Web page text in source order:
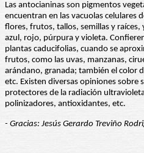
Las antocianinas son pigmentos
encuentran en las vacuolas celulares
flores, frutos, tallos, semillas y raíces,
azul, rojo, púrpura y violeta.
plantas caducifolias, cuando se
frutos, como las uvas, manzanas,
arándano, granada; también el color
etc. Existen diversas opiniones sobre
protectores de la radiación
polinizadores, antioxidantes, etc.
- Gracias: Jesús Gerardo Treviño